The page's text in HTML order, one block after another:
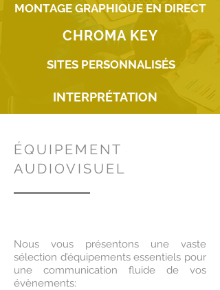
MONTAGE GRAPHIQUE EN DIRECT
CHROMA KEY
SITES PERSONNALISÉS
INTERPRÉTATION
ÉQUIPEMENT
AUDIOVISUEL
Nous vous présentons une vaste
sélection d’équipements essentiels pour
une communication fluide de vos
évènements: